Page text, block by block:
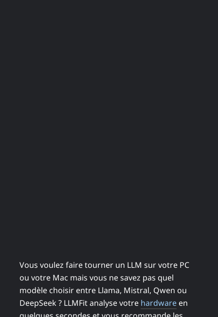
Vous voulez faire tourner un LLM sur votre PC
ou votre Mac mais vous ne savez pas quel
modèle choisir entre Llama, Mistral, Qwen ou
DeepSeek ? LLMFit analyse votre hardware en